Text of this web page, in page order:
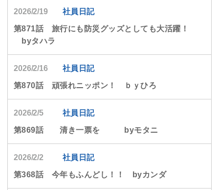
2026/2/19 社員日記
第871話 旅行にも防災グッズとしても大活躍！
byタハラ
2026/2/16 社員日記
第870話 頑張れニッポン！ ｂｙひろ
2026/2/5 社員日記
第869話 清き一票を byモタニ
2026/2/2 社員日記
第368話 今年もふんどし！！ byカンダ